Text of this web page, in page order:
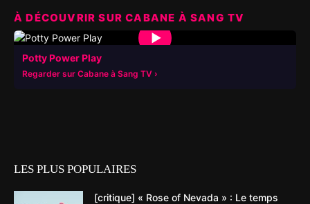
À DÉCOUVRIR SUR CABANE À SANG TV
▶
Potty Power Play
Regarder sur Cabane à Sang TV
LES PLUS POPULAIRES
[critique] « Rose of Nevada » : Le temps